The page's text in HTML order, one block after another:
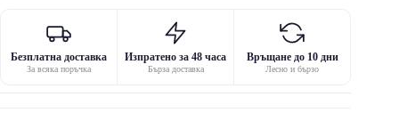
Безплатна доставка
За всяка поръчка
Изпратено за 48 часа
Бърза доставка
Връщане до 10 дни
Лесно и бързо